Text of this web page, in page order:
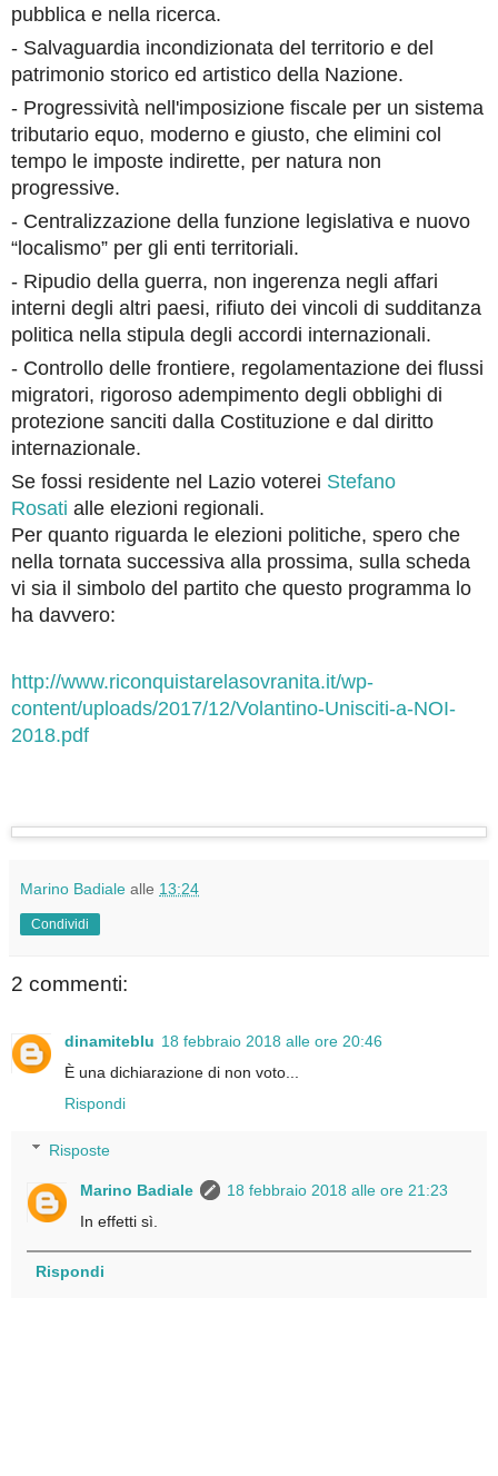
pubblica e nella ricerca.
- Salvaguardia incondizionata del territorio e del
patrimonio storico ed artistico della Nazione.
- Progressività nell'imposizione fiscale per un sistema
tributario equo, moderno e giusto, che elimini col
tempo le imposte indirette, per natura non
progressive.
- Centralizzazione della funzione legislativa e nuovo
“localismo” per gli enti territoriali.
- Ripudio della guerra, non ingerenza negli affari
interni degli altri paesi, rifiuto dei vincoli di sudditanza
politica nella stipula degli accordi internazionali.
- Controllo delle frontiere, regolamentazione dei flussi
migratori, rigoroso adempimento degli obblighi di
protezione sanciti dalla Costituzione e dal diritto
internazionale.
Se fossi residente nel Lazio voterei Stefano
Rosati alle elezioni regionali.
Per quanto riguarda le elezioni politiche, spero che
nella tornata successiva alla prossima, sulla scheda
vi sia il simbolo del partito che questo programma lo
ha davvero:
http://www.riconquistarelasovranita.it/wp-
content/uploads/2017/12/Volantino-Unisciti-a-NOI-
2018.pdf
Marino Badiale alle 13:24
Condividi
2 commenti:
dinamiteblu 18 febbraio 2018 alle ore 20:46
È una dichiarazione di non voto...
Rispondi
Risposte
Marino Badiale
18 febbraio 2018 alle ore 21:23
In effetti sì.
Rispondi